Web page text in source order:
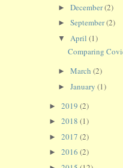
►December(2)
►September(2)
▼ April(1)
Comparing
►March(2)
►January(1)
► 2019 (2)
► 2018 (1)
► 2017 (2)
► 2016 (2)